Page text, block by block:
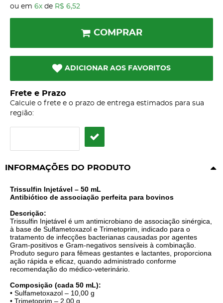
ou em 6x de R$ 6,52
COMPRAR
ADICIONAR AOS FAVORITOS
Frete e Prazo
Calcule o frete e o prazo de entrega estimados para sua
região:
INFORMAÇÕES DO PRODUTO
Trissulfin Injetável – 50 mL
Antibiótico de associação perfeita para bovinos
Descrição:
Trissulfin Injetável é um antimicrobiano de associação sinérgica,
à base de Sulfametoxazol e Trimetoprim, indicado para o
tratamento de infecções bacterianas causadas por agentes
Gram-positivos e Gram-negativos sensíveis à combinação.
Produto seguro para fêmeas gestantes e lactantes, proporciona
ação rápida e eficaz, quando administrado conforme
recomendação do médico-veterinário.
Composição (cada 50 mL):
• Sulfametoxazol – 10,00 g
• Trimetoprim – 2,00 g